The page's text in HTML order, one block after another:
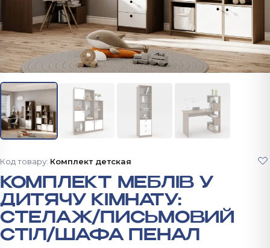
Код товару: Комплект детская
КОМПЛЕКТ МЕБЛІВ У
ДИТЯЧУ КІМНАТУ:
СТЕЛАЖ/ПИСЬМОВИЙ
СТІЛ/ШАФА ПЕНАЛ